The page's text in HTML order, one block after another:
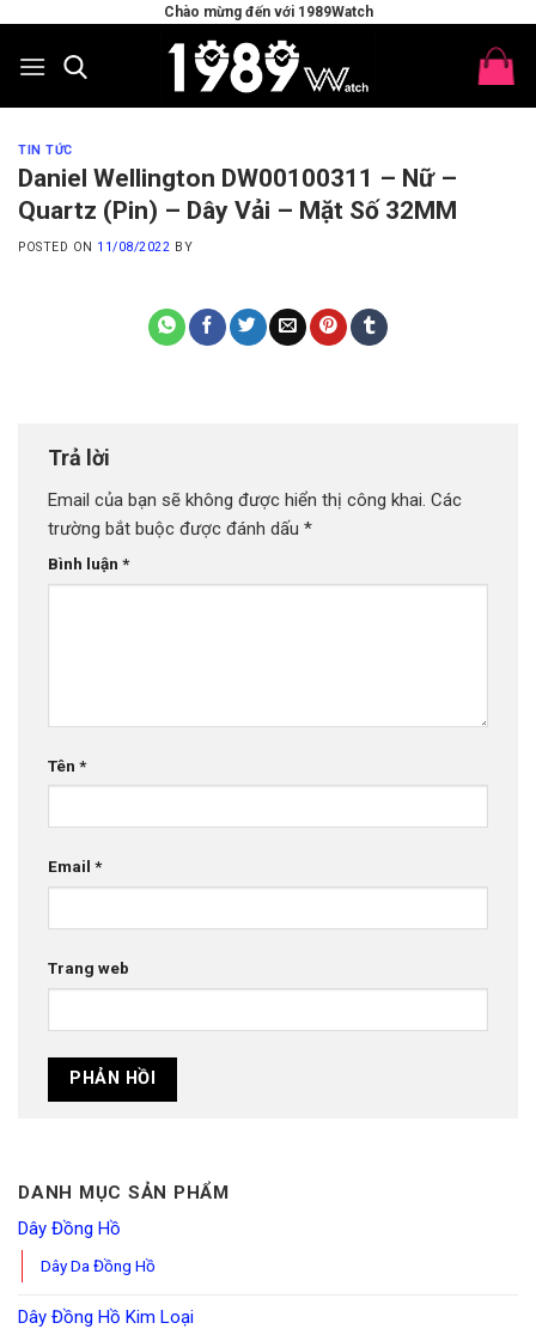
content
Chào mừng đến với 1989Watch
TIN TỨC
Daniel Wellington DW00100311 – Nữ –
Quartz (Pin) – Dây Vải – Mặt Số 32MM
POSTED ON 11/08/2022 BY
Trả lời
Email của bạn sẽ không được hiển thị công khai. Các
trường bắt buộc được đánh dấu *
Bình luận *
Tên *
Email *
Trang web
DANH MỤC SẢN PHẨM
Dây Đồng Hồ
Dây Da Đồng Hồ
Dây Đồng Hồ Kim Loại